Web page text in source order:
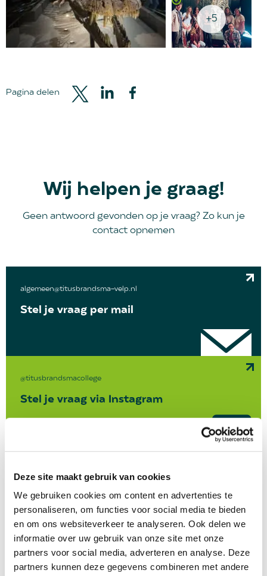
Deze site maakt gebruik van cookies
We gebruiken cookies om content en advertenties te
personaliseren, om functies voor social media te bieden
en om ons websiteverkeer te analyseren. Ook delen we
informatie over uw gebruik van onze site met onze
partners voor social media, adverteren en analyse. Deze
partners kunnen deze gegevens combineren met andere
+5
Pagina delen
Wij helpen je graag!
Geen antwoord gevonden op je vraag? Zo kun je
contact opnemen
algemeen@titusbrandsma-velp.nl
Stel je vraag per mail
@titusbrandsmacollege
Stel je vraag via Instagram